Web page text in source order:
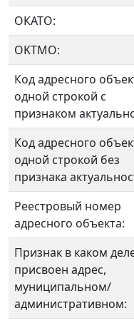
ОКАТО:
OKTMO:
Код адресного
одной строкой с
признаком
Код адресного
одной строкой без
признака
Реестровый номер
адресного объекта:
Признак в каком
присвоен адрес,
муниципальном/
административном: